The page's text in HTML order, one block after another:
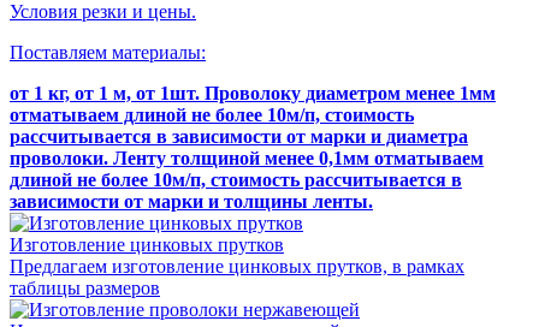
Условия резки и цены.
Поставляем материалы:
от 1 кг, от 1 м, от 1шт. Проволоку диаметром менее 1мм
отматываем длиной не более 10м/п, стоимость
рассчитывается в зависимости от марки и диаметра
проволоки. Ленту толщиной менее 0,1мм отматываем
длиной не более 10м/п, стоимость рассчитывается в
зависимости от марки и толщины ленты.
Изготовление цинковых прутков
Предлагаем изготовление цинковых прутков, в рамках
таблицы размеров